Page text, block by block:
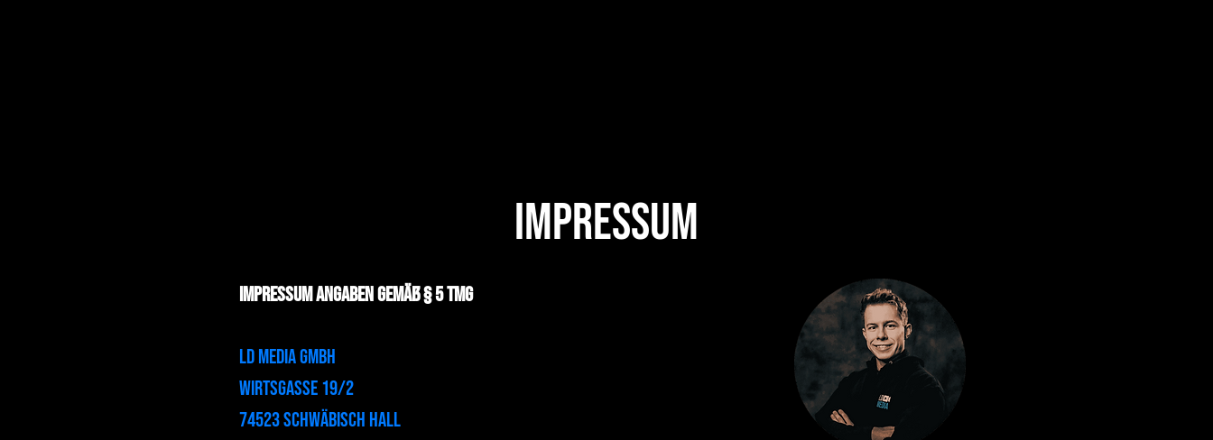
Impressum
Impressum Angaben gemäß § 5 TMG
LD MEDIA GmbH
Wirtsgasse 19/2
74523 Schwäbisch Hall